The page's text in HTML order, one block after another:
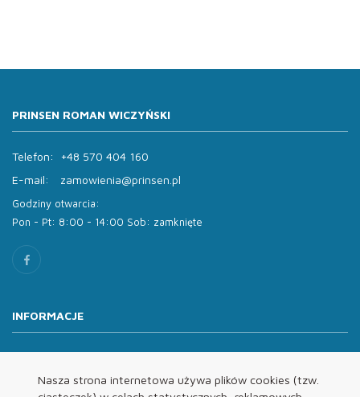
Nasza strona internetowa używa plików cookies (tzw.
PRINSEN ROMAN WICZYŃSKI
Telefon:
+48 570 404 160
E-mail:
zamowienia@prinsen.pl
Godziny otwarcia:
Pon - Pt: 8:00 - 14:00 Sob: zamknięte
INFORMACJE
Oferta